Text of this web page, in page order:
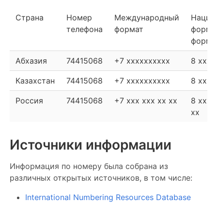
Страна
Номер
телефона
Международный
формат
Абхазия 74415068 +7 xxxxxxxxxx 8
Казахстан 74415068 +7 xxxxxxxxxx 8
Россия 74415068 +7 xxx xxx xx xx
8 xxx
xx
Источники информации
Информация по номеру была собрана из
различных открытых источников, в том числе:
International Numbering Resources Database